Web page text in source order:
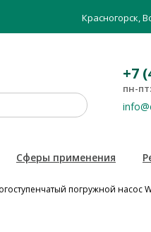
Красногорск,
+7
пн-
Сферы применения
погружной насос